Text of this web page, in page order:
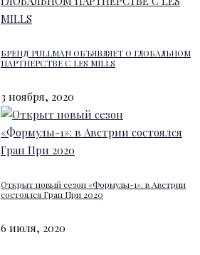
БРЕНД PULLMAN ОБЪЯВЛЯЕТ О ГЛОБАЛЬНОМ
ПАРТНЕРСТВЕ С LES MILLS
3 ноября, 2020
Открыт новый сезон «Формулы-1»: в Австрии
состоялся Гран При 2020
6 июля, 2020